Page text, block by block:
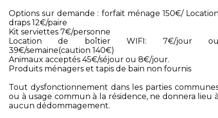
Options sur demande : forfait ménage 150€/
draps 12€/paire
Kit serviettes 7€/personne
Location de boîtier WIFI: 7€/jour
39€/semaine(caution 140€)
Animaux acceptés 45€/séjour ou 8€/jour.
Produits ménagers et tapis de bain non fournis
Tout dysfonctionnement dans les parties
ou à usage commun à la résidence, ne donnera lieu
aucun dédommagement.